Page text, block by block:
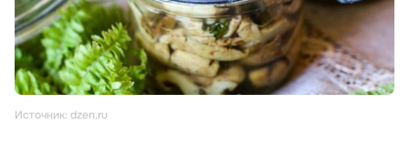
Источник: dzen.ru